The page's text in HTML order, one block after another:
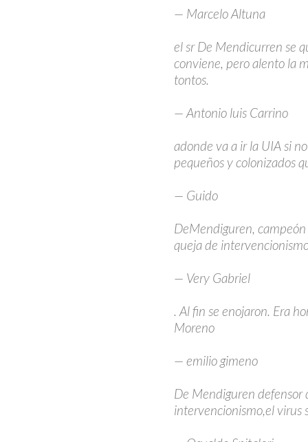
— Marcelo Altuna
el sr De Mendicurren se
conviene, pero alento la
tontos.
— Antonio luis Carrino
adonde va a ir la UIA si
pequeños y colonizados
— Guido
DeMendiguren,
queja de
— Very Gabriel
. Al fin se enojaron. Era
Moreno
— emilio gimeno
De Mendiguren defensor
intervencionismo,el virus